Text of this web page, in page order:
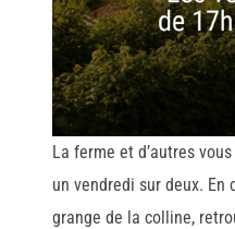
La ferme et d’autres
un vendredi sur deux. En
grange de la colline,